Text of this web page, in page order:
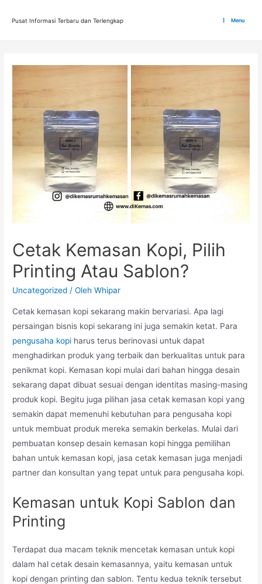
Pusat Informasi Terbaru dan Terlengkap Menu
Cetak Kemasan Kopi, Pilih
Printing Atau Sablon?
Uncategorized / OlehWhipar
Cetak kemasan kopi sekarang makin bervariasi. Apa lagi
persaingan bisnis kopi sekarang ini juga semakin ketat. Para
pengusaha kopi harus terus berinovasi untuk dapat
menghadirkan produk yang terbaik dan berkualitas untuk para
penikmat kopi. Kemasan kopi mulai dari bahan hingga desain
sekarang dapat dibuat sesuai dengan identitas masing-masing
produk kopi. Begitu juga pilihan jasa cetak kemasan kopi yang
semakin dapat memenuhi kebutuhan para pengusaha kopi
untuk membuat produk mereka semakin berkelas. Mulai dari
pembuatan konsep desain kemasan kopi hingga pemilihan
bahan untuk kemasan kopi, jasa cetak kemasan juga menjadi
partner dan konsultan yang tepat untuk para pengusaha kopi.
Kemasan untuk Kopi Sablon dan
Printing
Terdapat dua macam teknik mencetak kemasan untuk kopi
dalam hal cetak desain kemasannya, yaitu kemasan untuk
kopi dengan printing dan sablon. Tentu kedua teknik tersebut